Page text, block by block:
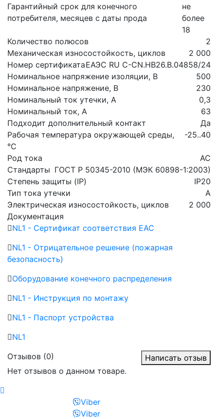
Гарантийный срок для конечного
потребителя, месяцев с даты прода
не
более
18
Количество полюсов
2
Механическая износостойкость, циклов
2 000
Номер сертификатаЕАЭС RU С-CN.НВ26.В.04858/24
Номинальное напряжение изоляции, В
500
Номинальное напряжение, В
230
Номинальный ток утечки, А
0,3
Номинальный ток, А
63
Подходит дополнительный контакт
Да
Рабочая температура окружающей среды,
°C
-25..40
Род тока
AC
Стандарты ГОСТ Р 50345-2010 (МЭК 60898-1:2003)
Степень защиты (IP)
IP20
Тип тока утечки
A
Электрическая износостойкость, циклов
2 000
Документация
NL1 - Сертификат соответствия ЕАС
NL1 - Отрицательное решение (пожарная
безопасность)
Оборудование конечного распределения
NL1 - Инструкция по монтажу
NL1 - Паспорт устройства
NL1
Отзывов (0)
Написать отзыв
Нет отзывов о данном товаре.
Viber
Viber